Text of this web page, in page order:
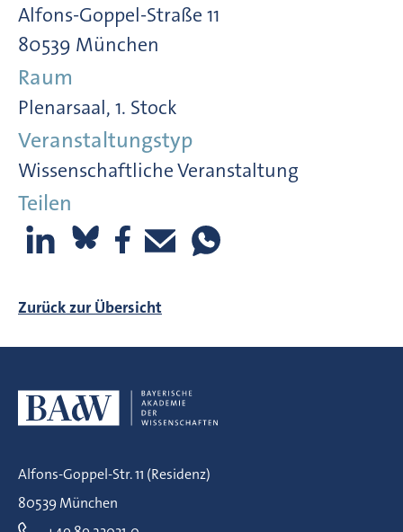
Alfons-Goppel-Straße 11
80539 München
Raum
Plenarsaal, 1. Stock
Veranstaltungstyp
Wissenschaftliche Veranstaltung
Teilen
Zurück zur Übersicht
Alfons-Goppel-Str. 11 (Residenz)
80539 München